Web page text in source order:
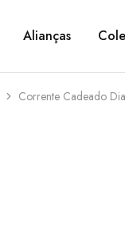
Alianças
Corrente Cadeado